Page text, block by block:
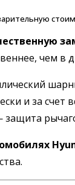
чем в
и за